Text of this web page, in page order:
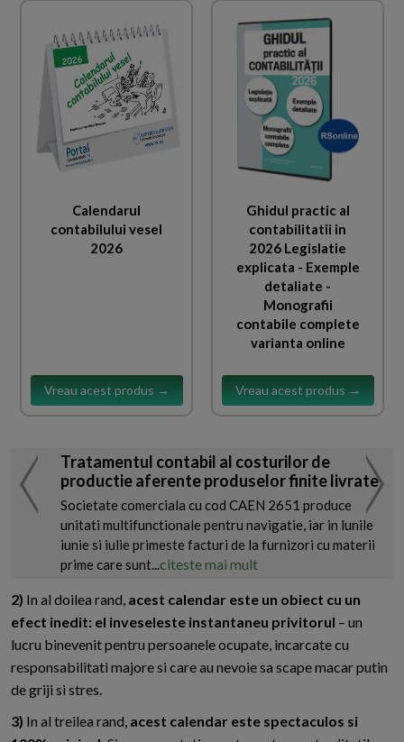
Calendarul
contabilului vesel
2026
Vreau acest produs →
Ghidul practic al
contabilitatii in
2026 Legislatie
explicata - Exemple
detaliate -
Monografii
contabile complete
varianta online
Vreau acest produs →
Tratamentul contabil al costurilor de
productie aferente produselor finite livrate
Societate comerciala cu cod CAEN 2651 produce
unitati multifunctionale pentru navigatie, iar in lunile
iunie si iulie primeste facturi de la furnizori cu materii
prime care sunt...citeste mai mult
2) In al doilea rand, acest calendar este un obiect cu un
efect inedit: el inveseleste instantaneu privitorul – un
lucru binevenit pentru persoanele ocupate, incarcate cu
responsabilitati majore si care au nevoie sa scape macar putin
de griji si stres.
3) In al treilea rand, acest calendar este spectaculos si